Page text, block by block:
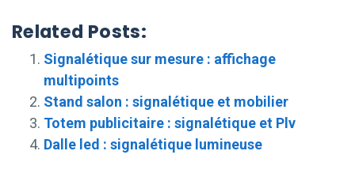
Related Posts:
Signalétique sur mesure : affichage
multipoints
Stand salon : signalétique et mobilier
Totem publicitaire : signalétique et Plv
Dalle led : signalétique lumineuse